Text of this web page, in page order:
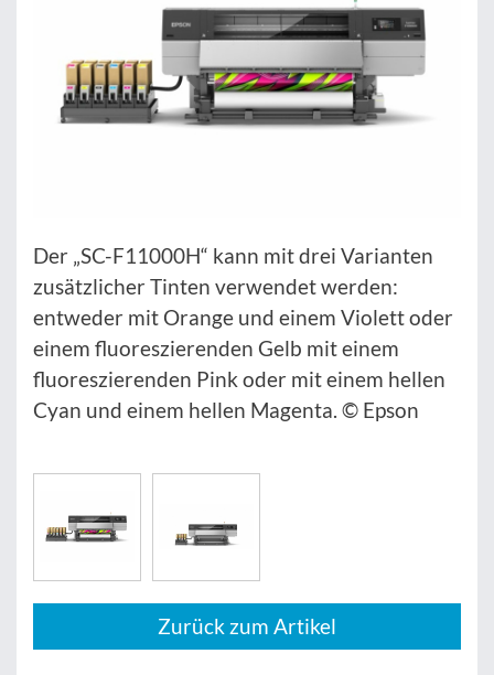
Der „SC-F11000H“ kann mit drei Varianten
zusätzlicher Tinten verwendet werden:
entweder mit Orange und einem Violett oder
einem fluoreszierenden Gelb mit einem
fluoreszierenden Pink oder mit einem hellen
Cyan und einem hellen Magenta. © Epson
Zurück zum Artikel